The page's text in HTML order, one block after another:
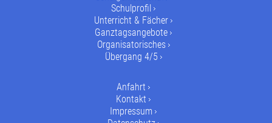
Schulprofil
Unterricht & Fächer
Ganztagsangebote
Organisatorisches
Übergang 4/5
Anfahrt
Kontakt
Impressum